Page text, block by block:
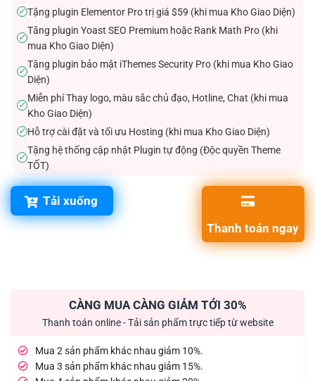
✓Tặng plugin Elementor Pro trị giá $59 (khi mua Kho Giao Diện)
✓
Tăng plugin Yoast SEO Premium hoặc Rank Math Pro (khi
mua Kho Giao Diện)
✓
Tặng plugin bảo mật iThemes Security Pro (khi mua Kho Giao
Diện)
✓
Miễn phí Thay logo, màu sắc chủ đạo, Hotline, Chat (khi mua
Kho Giao Diện)
✓Hỗ trợ cài đặt và tối ưu Hosting (khi mua Kho Giao Diện)
✓
Tặng hệ thống cập nhật Plugin tự động (Độc quyền Theme
TỐT)
Tải xuống
Thanh toán ngay
CÀNG MUA CÀNG GIẢM TỚI 30%
Thanh toán online - Tải sản phẩm trực tiếp từ website
Mua 2 sản phẩm khác nhau giảm 10%.
Mua 3 sản phẩm khác nhau giảm 15%.